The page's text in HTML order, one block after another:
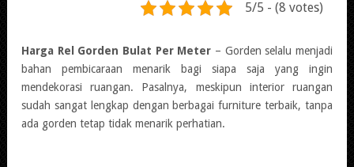
5/5 - (8 votes)
Harga Rel Gorden Bulat Per Meter – Gorden selalu menjadi
bahan pembicaraan menarik bagi siapa saja yang ingin
mendekorasi ruangan. Pasalnya, meskipun interior ruangan
sudah sangat lengkap dengan berbagai furniture terbaik, tanpa
ada gorden tetap tidak menarik perhatian.